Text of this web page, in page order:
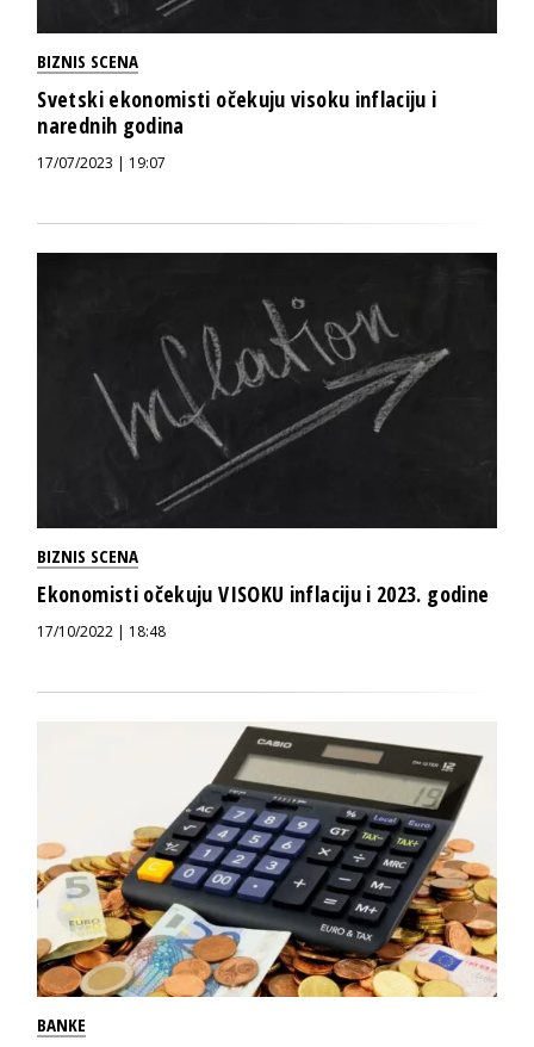
BIZNIS SCENA
Svetski ekonomisti očekuju visoku inflaciju i
narednih godina
17/07/2023 | 19:07
BIZNIS SCENA
Ekonomisti očekuju VISOKU inflaciju i 2023. godine
17/10/2022 | 18:48
BANKE